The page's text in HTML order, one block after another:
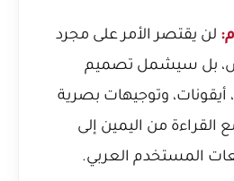
لن يقتصر الأمر على مجرد
بل سيشمل تصميم
وتوجيهات بصرية
القراءة من اليمين إلى
المستخدم العربي.